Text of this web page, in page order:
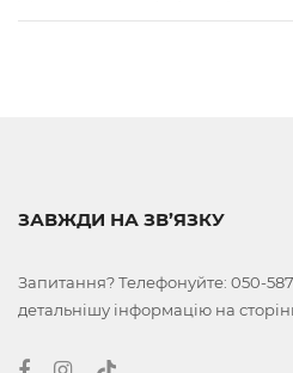
ЗАВЖДИ НА ЗВ’ЯЗКУ
Запитання? Телефонуйте: 050-
детальнішу інформацію на